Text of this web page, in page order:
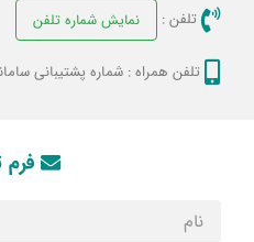
تلفن : نمایش شماره تلفن
تلفن همراه : شماره پشتیبانی سامانه